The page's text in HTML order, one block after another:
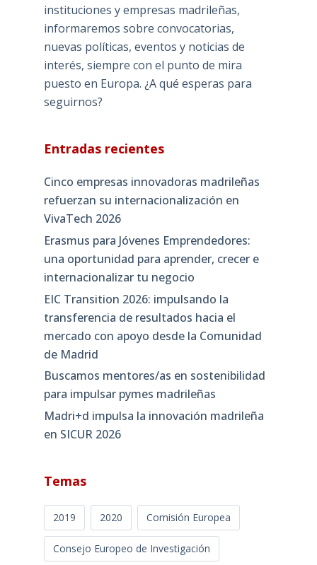
instituciones y empresas madrileñas,
informaremos sobre convocatorias,
nuevas políticas, eventos y noticias de
interés, siempre con el punto de mira
puesto en Europa. ¿A qué esperas para
seguirnos?
Entradas recientes
Cinco empresas innovadoras madrileñas
refuerzan su internacionalización en
VivaTech 2026
Erasmus para Jóvenes Emprendedores:
una oportunidad para aprender, crecer e
internacionalizar tu negocio
EIC Transition 2026: impulsando la
transferencia de resultados hacia el
mercado con apoyo desde la Comunidad
de Madrid
Buscamos mentores/as en sostenibilidad
para impulsar pymes madrileñas
Madri+d impulsa la innovación madrileña
en SICUR 2026
Temas
2019 2020 Comisión Europea
Consejo Europeo de Investigación